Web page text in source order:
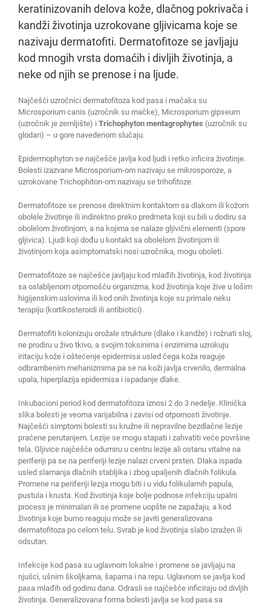
keratinizovanih delova kože, dlačnog pokrivača i
kandži životinja uzrokovane gljivicama koje se
nazivaju dermatofiti. Dermatofitoze se javljaju
kod mnogih vrsta domaćih i divljih životinja, a
neke od njih se prenose i na ljude.
Najčešći uzročnici dermatofitoza kod pasa i mačaka su
Microsporium canis (uzročnik su mačke), Microsporium gipseum
(uzročnik je zemljište) i Trichophyton mentagrophytes (uzročnik su
glodari) – u gore navedenom slučaju.
Epidermophyton se najčešće javlja kod ljudi i retko inficira životinje.
Bolesti izazvane Microsporium-om nazivaju se mikrosporoze, a
uzrokovane Trichophiton-om nazivaju se trihofitoze.
Dermatofitoze se prenose direktnim kontaktom sa dlakom ili kožom
obolele životinje ili indirektno preko predmeta koji su bili u dodiru sa
obolelom životinjom, a na kojima se nalaze gljivični elementi (spore
gljivica). Ljudi koji dođu u kontakt sa obolelom životinjom ili
životinjom koja asimptomatski nosi uzročnika, mogu oboleti.
Dermatofitoze se najčešće javljaju kod mlađih životinja, kod životinja
sa oslabljenom otpornošću organizma, kod životinja koje žive u lošim
higijenskim uslovima ili kod onih životinja koje su primale neku
terapiju (kortikosteroidi ili antibiotici).
Dermatofiti kolonizuju orožale strukture (dlake i kandže) i rožnati sloj,
ne prodiru u živo tkivo, a svojim toksinima i enzimima uzrokuju
iritaciju kože i oštećenje epidermisa usled čega koža reaguje
odbrambenim mehanizmima pa se na koži javlja crvenilo, dermalna
upala, hiperplazija epidermisa i ispadanje dlake.
Inkubacioni period kod dermatofitoza iznosi 2 do 3 nedelje. Klinička
slika bolesti je veoma varijabilna i zavisi od otpornosti životinje.
Najčešći simptomi bolesti su kružne ili nepravilne bezdlačne lezije
praćene perutanjem. Lezije se mogu stapati i zahvatiti veće površine
tela. Gljivice najčešće odumiru u centru lezije ali ostanu vitalne na
periferiji pa se na periferiji lezije nalazi crveni prsten. Dlaka ispada
usled slamanja dlačnih stabljika i zbog upaljenih dlačnih folikula.
Promene na periferiji lezija mogu biti i u vidu folikularnih papula,
pustula i krusta. Kod životinja koje bolje podnose infekciju upalni
process je minimalan ili se promene uopšte ne zapažaju, a kod
životinja koje burno reaguju može se javiti generalizovana
dermatofitoza po celom telu. Svrab je kod životinja slabo izražen ili
odsutan.
Infekcije kod pasa su uglavnom lokalne i promene se javljaju na
njušci, ušnim školjkama, šapama i na repu. Uglavnom se javlja kod
pasa mlađih od godinu dana. Odrasli se najčešće inficiraju od divljih
životinja. Generalizovana forma bolesti javlja se kod pasa sa